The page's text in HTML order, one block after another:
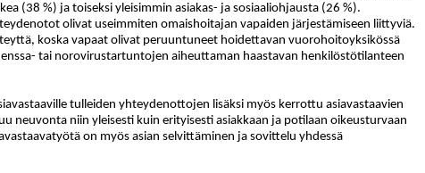
(38 %) ja toiseksi yleisimmin asiakas- ja sosiaaliohjausta (26 %).
olivat useimmiten omaishoitajan vapaiden järjestämiseen liittyviä.
koska vapaat olivat peruuntuneet hoidettavan vuorohoitoyksikössä
tai norovirustartuntojen aiheuttaman haastavan henkilöstötilanteen
tulleiden yhteydenottojen lisäksi myös kerrottu asiavastaavien
neuvonta niin yleisesti kuin erityisesti asiakkaan ja potilaan oikeusturvaan
on myös asian selvittäminen ja sovittelu yhdessä